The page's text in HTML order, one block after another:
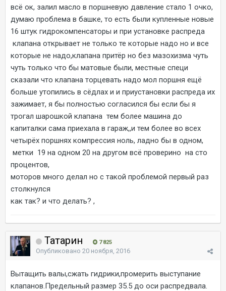
всё ок, залил масло в поршневую давление стало 1 очко,
думаю проблема в башке, то есть были купленные новые
16 штук гидрокомпенсаторы и при установке распреда
клапана открывает не только те которые надо но и все
которые не надо,клапана притёр но без мазохизма чуть
чуть только что бы матовые были, местные специ
сказали что клапана торцевать надо мол поршня ещё
больше утопились в сёдлах и и приустановки распреда их
зажимает, я бы полностью согласился бы если бы я
трогал шарошкой клапана тем более машина до
капиталки сама приехала в гараж,,и тем более во всех
четырёх поршнях компрессия ноль, ладно бы в одном,
метки 19 на одном 20 на другом всё проверино на сто
процентов,
моторов много делал но с такой проблемой первый раз
столкнулся
как так? и что делать? ,
Татарин 7 825
Опубликовано 20 ноября, 2016
Вытащить валы,сжать гидрики,промерить выступание
клапанов.Предельный размер 35.5 до оси распредвала.